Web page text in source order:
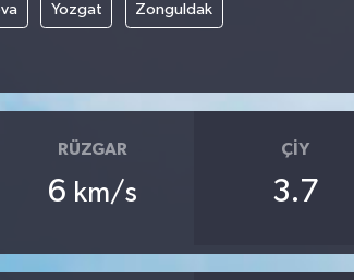
Yozgat Zonguldak
RÜZGAR
6 km/s
ÇIY
3.7